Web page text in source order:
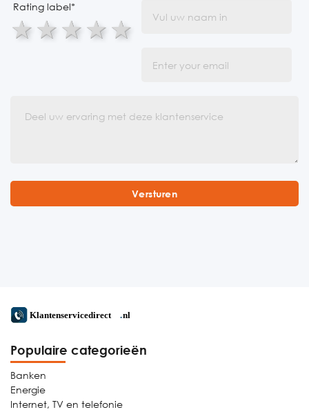
Rating label*
5 stars
4 stars
3 stars
2 stars
1 star
Populaire categorieën
Banken
Energie
Internet, TV en telefonie